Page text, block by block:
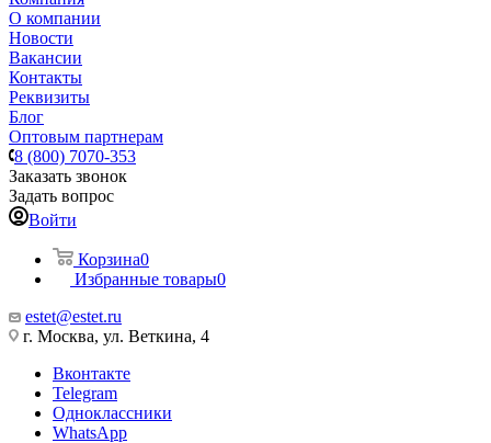
О компании
Новости
Вакансии
Контакты
Реквизиты
Блог
Оптовым партнерам
8 (800) 7070-353
Заказать звонок
Задать вопрос
Войти
Корзина0
Избранные товары0
estet@estet.ru
г. Москва, ул. Веткина, 4
Вконтакте
Telegram
Одноклассники
WhatsApp